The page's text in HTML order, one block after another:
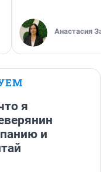
Анастасия
я
и